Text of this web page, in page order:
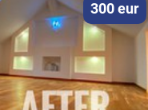
300 eur